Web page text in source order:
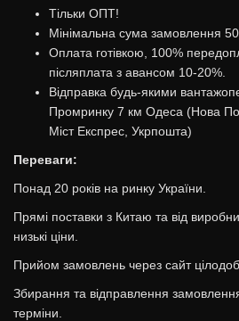
Тільки ОПТ!
Мінімальна сума замовлення
Оплата готівкою, 100%
післяплата з авансом 10-20%.
Відправка будь-якими
Промринку 7 км Одеса (Нова
Міст Експрес, Укрпошта)
Переваги:
Понад 20 років на ринку України.
Прямі поставки з Китаю та від
низькі ціни.
Прийом замовлень через сайт
Збирання та відправлення
терміни.